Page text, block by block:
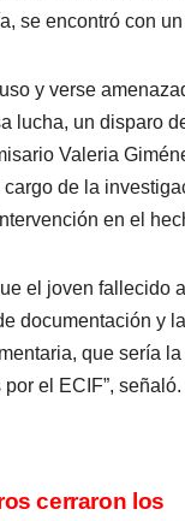
se encontró con
y verse
lucha, un disparo
Valeria
de la
en el
el joven fallecido
documentación y
que sería
el ECIF”, señaló.
cerraron los